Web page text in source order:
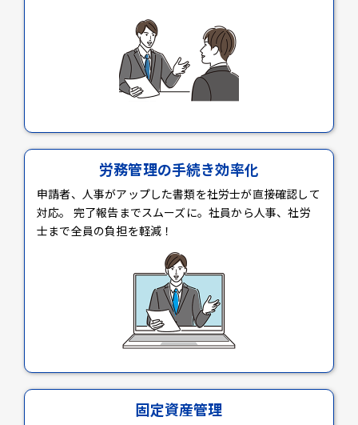
労務管理の手続き効率化
申請者、人事がアップした書類を社労士が直接確認して
対応。 完了報告までスムーズに。社員から人事、社労
士まで全員の負担を軽減！
固定資産管理